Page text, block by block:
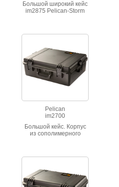
Большой широкий кейс
im2875 Pelican-Storm
Pelican
im2700
Большой кейс. Корпус
из сополимерного